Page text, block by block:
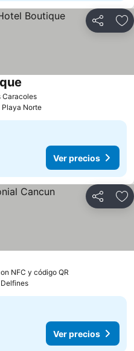
Compartir
Caracoles
Playa Norte
Ver precios
Compartir
NFC y código QR
Ver precios